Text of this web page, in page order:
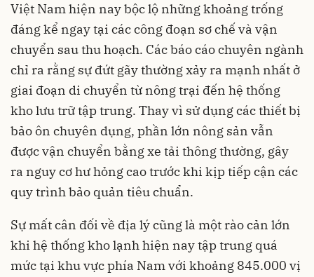
Việt Nam hiện nay bộc lộ những khoảng trống
đáng kể ngay tại các công đoạn sơ chế và vận
chuyển sau thu hoạch. Các báo cáo chuyên ngành
chỉ ra rằng sự đứt gãy thường xảy ra mạnh nhất ở
giai đoạn di chuyển từ nông trại đến hệ thống
kho lưu trữ tập trung. Thay vì sử dụng các thiết bị
bảo ôn chuyên dụng, phần lớn nông sản vẫn
được vận chuyển bằng xe tải thông thường, gây
ra nguy cơ hư hỏng cao trước khi kịp tiếp cận các
quy trình bảo quản tiêu chuẩn.
Sự mất cân đối về địa lý cũng là một rào cản lớn
khi hệ thống kho lạnh hiện nay tập trung quá
mức tại khu vực phía Nam với khoảng 845.000 vị